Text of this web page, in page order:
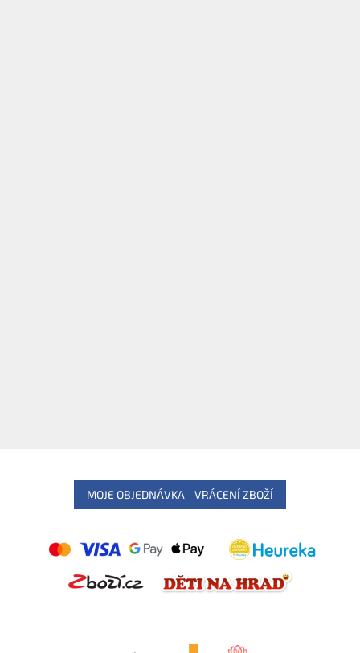
MOJE OBJEDNÁVKA - VRÁCENÍ ZBOŽÍ